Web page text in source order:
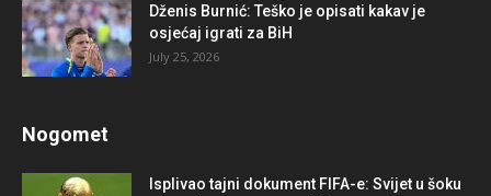
Dženis Burnić: Teško je opisati kakav je
osjećaj igrati za BiH
July 25, 2026
Nogomet
Isplivao tajni dokument FIFA-e: Svijet u šoku